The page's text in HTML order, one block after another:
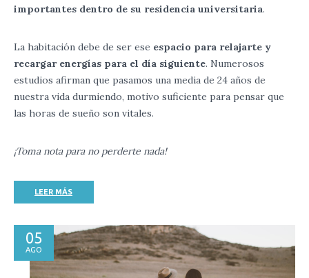
importantes dentro de su residencia universitaria.
La habitación debe de ser ese espacio para relajarte y
recargar energías para el día siguiente. Numerosos
estudios afirman que pasamos una media de 24 años de
nuestra vida durmiendo, motivo suficiente para pensar que
las horas de sueño son vitales.
¡Toma nota para no perderte nada!
LEER MÁS
05
AGO